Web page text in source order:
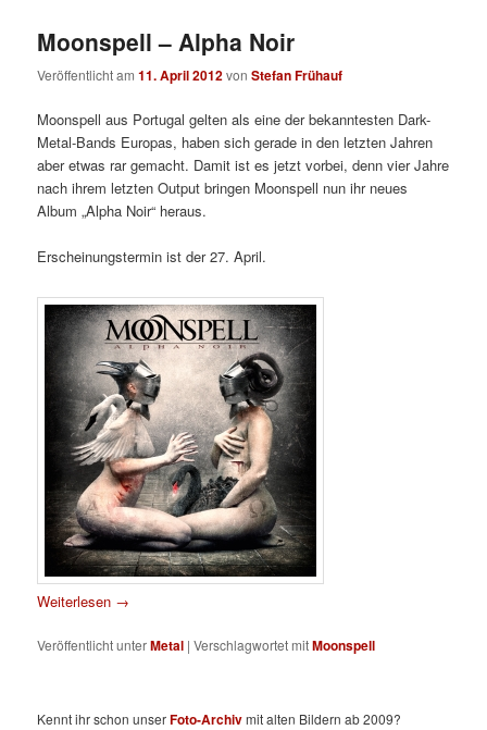
Moonspell – Alpha Noir
Veröffentlicht am11. April 2012vonStefan Frühauf
Moonspell aus Portugal gelten als eine der bekanntesten Dark-
Metal-Bands Europas, haben sich gerade in den letzten Jahren
aber etwas rar gemacht. Damit ist es jetzt vorbei, denn vier Jahre
nach ihrem letzten Output bringen Moonspell nun ihr neues
Album „Alpha Noir“ heraus.
Erscheinungstermin ist der 27. April.
Weiterlesen →
Veröffentlicht unterMetal |Verschlagwortet mitMoonspell
Kennt ihr schon unserFoto-Archivmit alten Bildern ab 2009?